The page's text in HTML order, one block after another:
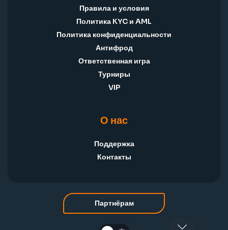
Партнёрам
Правила и условия
Политика KYC и AML
Политика конфиденциальности
Антифрод
Ответственная игра
Турниры
VIP
О нас
Поддержка
Контакты